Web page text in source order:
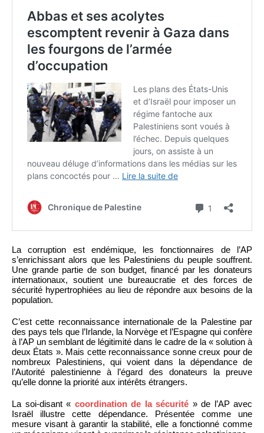
La corruption est endémique, les fonctionnaires de l’AP
s’enrichissant alors que les Palestiniens du peuple souffrent.
Une grande partie de son budget, financé par les donateurs
internationaux, soutient une bureaucratie et des forces de
sécurité hypertrophiées au lieu de répondre aux besoins de la
population.
C’est cette reconnaissance internationale de la Palestine par
des pays tels que l’Irlande, la Norvège et l’Espagne qui confère
à l’AP un semblant de légitimité dans le cadre de la « solution à
deux États ». Mais cette reconnaissance sonne creux pour de
nombreux Palestiniens, qui voient dans la dépendance de
l’Autorité palestinienne à l’égard des donateurs la preuve
qu’elle donne la priorité aux intérêts étrangers.
La soi-disant « coordination de la sécurité » de l’AP avec
Israël illustre cette dépendance. Présentée comme une
mesure visant à garantir la stabilité, elle a fonctionné comme